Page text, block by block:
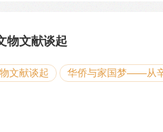
物文献谈起
文献谈起 华侨与家国梦——从